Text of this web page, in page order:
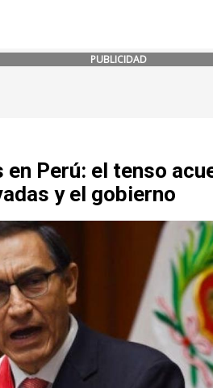
PUBLICIDAD
en Perú: el tenso
y el gobierno